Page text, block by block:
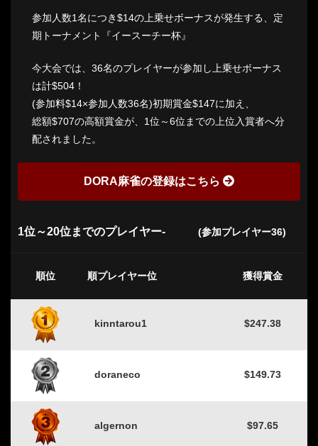
参加人数1名につき$14の上乗せボーナスが発生する、定
期トーナメント『イースーチー杯』
今大会では、36名のプレイヤーが参加し上乗せボーナス
は計$504！
(参加料$14×参加人数36名)初期賞金$147に加え、
総額$707の高額賞金が、1位～6位までの上位入賞者へ分
配されました。
DORA麻雀の登録はこちら
1位～20位までのプレイヤー- (参加プレイヤー36)
順位 順プレイヤー位 獲得賞金
kinntarou1 $247.38
doraneco $149.73
algernon $97.65